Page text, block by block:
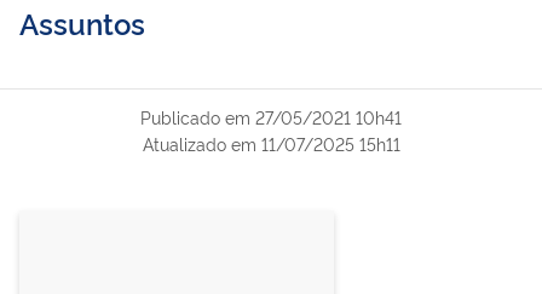
Assuntos
Publicado em 27/05/2021 10h41
Atualizado em 11/07/2025 15h11